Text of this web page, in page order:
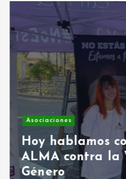
Asociaciones
Hoy hablamos
ALMA contra la
Género